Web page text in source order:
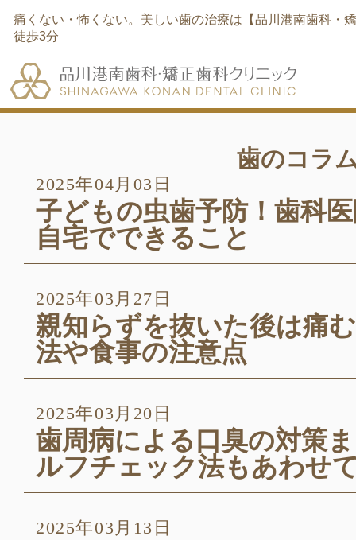
痛くない・怖くない。美しい歯の治療は【品川港南歯科・
徒歩3分
歯のコラ
2025年04月03日
子どもの虫歯予防！歯科
自宅でできること
2025年03月27日
親知らずを抜いた後は痛
法や食事の注意点
2025年03月20日
歯周病による口臭の対策
ルフチェック法もあわせ
2025年03月13日